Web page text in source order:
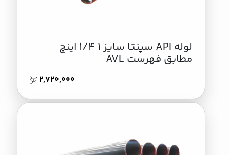
لوله API سپنتا سایز 1 1/4 اینچ
مطابق فهرست AVL
2,720,000